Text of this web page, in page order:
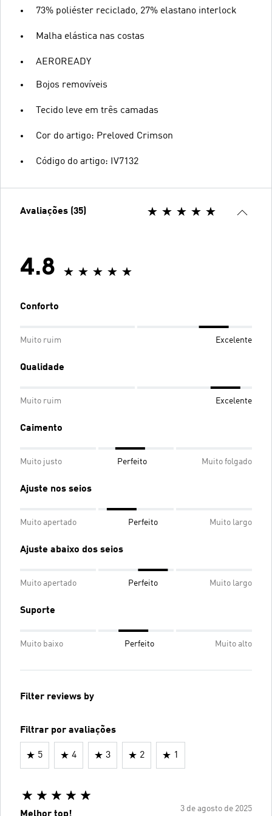
73% poliéster reciclado, 27% elastano interlock
Malha elástica nas costas
AEROREADY
Bojos removíveis
Tecido leve em três camadas
Cor do artigo: Preloved Crimson
Código do artigo: IV7132
Avaliações (35)
4.8
Conforto
Muito ruim Excelente
Qualidade
Muito ruim Excelente
Caimento
Muito justo Perfeito Muito folgado
Ajuste nos seios
Muito apertado Perfeito Muito largo
Ajuste abaixo dos seios
Muito apertado Perfeito Muito largo
Suporte
Muito baixo Perfeito Muito alto
Filter reviews by
Filtrar por avaliações
5 4 3 2 1
3 de agosto de 2025